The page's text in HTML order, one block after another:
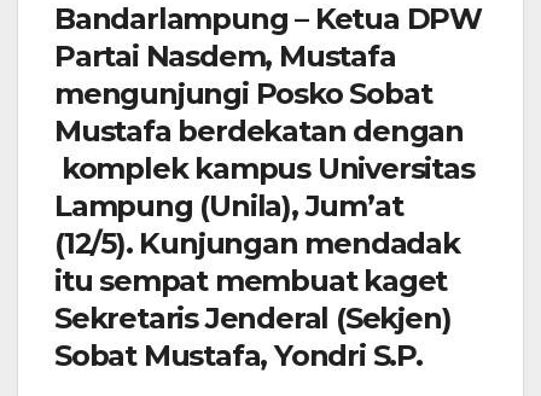
Bandarlampung – Ketua DPW
Partai Nasdem, Mustafa
mengunjungi Posko Sobat
Mustafa berdekatan dengan
komplek kampus Universitas
Lampung (Unila), Jum’at
(12/5). Kunjungan mendadak
itu sempat membuat kaget
Sekretaris Jenderal (Sekjen)
Sobat Mustafa, Yondri S.P.